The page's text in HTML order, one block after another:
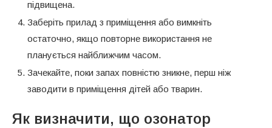
підвищена.
Заберіть прилад з приміщення або вимкніть
остаточно, якщо повторне використання не
планується найближчим часом.
Зачекайте, поки запах повністю зникне, перш ніж
заводити в приміщення дітей або тварин.
Як визначити, що озонатор